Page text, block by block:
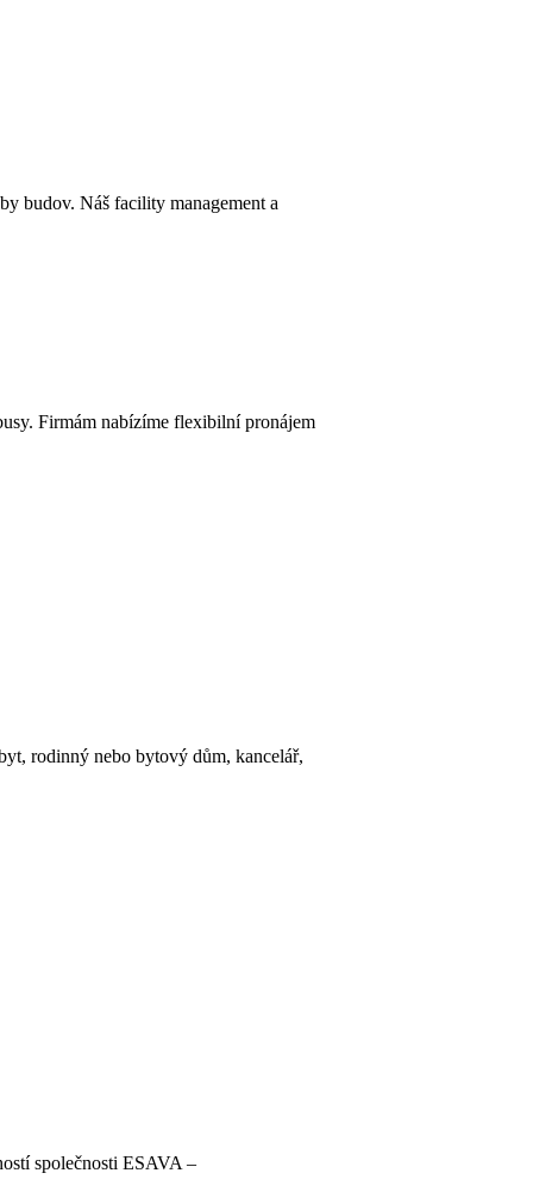
budov. Náš facility management a
Firmám nabízíme flexibilní pronájem
rodinný nebo bytový dům, kancelář,
společnosti ESAVA –